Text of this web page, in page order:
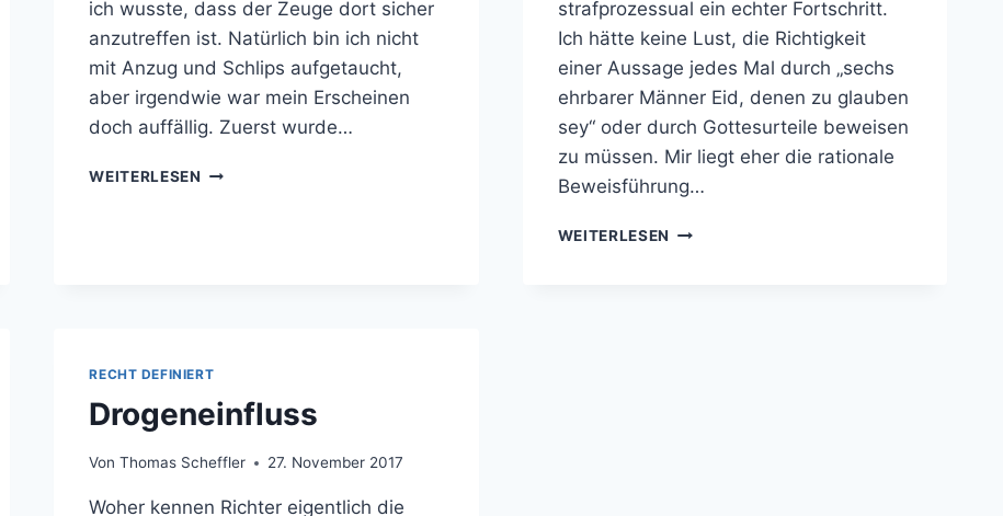
ich wusste, dass der Zeuge dort sicher
anzutreffen ist. Natürlich bin ich nicht
mit Anzug und Schlips aufgetaucht,
aber irgendwie war mein Erscheinen
doch auffällig. Zuerst wurde…
WEITERLESEN EX
strafprozessual ein echter Fortschritt.
Ich hätte keine Lust, die Richtigkeit
einer Aussage jedes Mal durch „sechs
ehrbarer Männer Eid, denen zu glauben
sey“ oder durch Gottesurteile beweisen
zu müssen. Mir liegt eher die rationale
Beweisführung…
WEITERLESEN INQUISITION
RECHT DEFINIERT
Drogeneinfluss
Von Thomas Scheffler 27. November 2017
Woher kennen Richter eigentlich die